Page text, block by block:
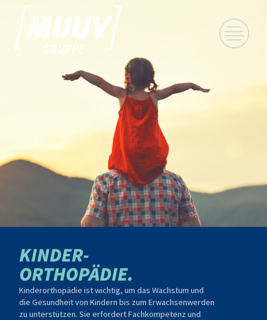
KINDER-
ORTHOPÄDIE.
Kinderorthopädie ist wichtig, um das Wachstum und
die Gesundheit von Kindern bis zum Erwachsenwerden
zu unterstützen. Sie erfordert Fachkompetenz und